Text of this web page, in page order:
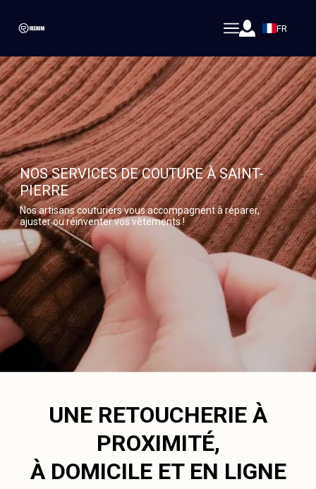
FR
NOS SERVICES DE COUTURE À SAINT-
PIERRE
Nos artisans couturiers vous accompagnent à réparer,
ajuster ou réinventer vos vêtements !
UNE RETOUCHERIE À
PROXIMITÉ,
À DOMICILE ET EN LIGNE